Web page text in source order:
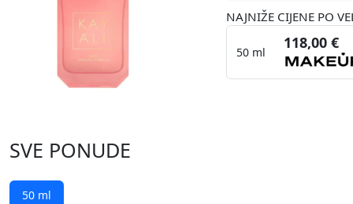
NAJNIŽE CIJENE PO
50 ml
118,00 €
SVE PONUDE
50 ml